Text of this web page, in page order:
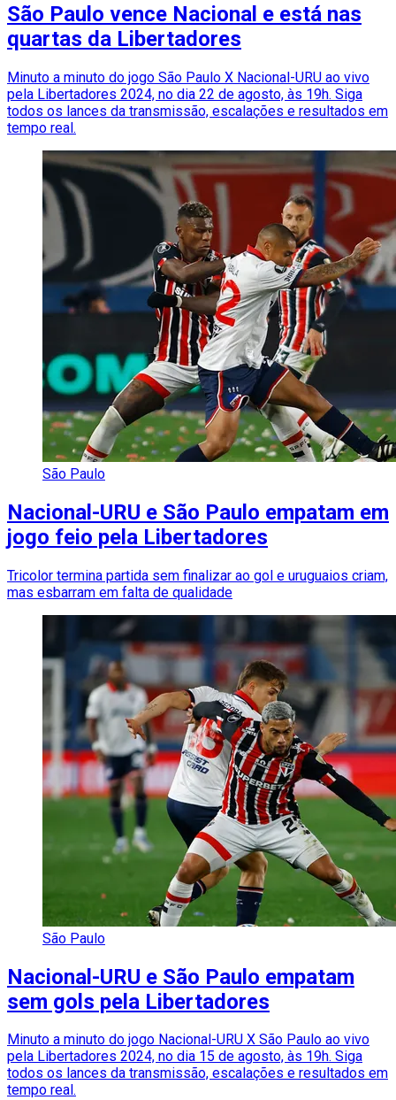
São Paulo vence Nacional e está nas
quartas da Libertadores
Minuto a minuto do jogo São Paulo X Nacional-URU ao vivo
pela Libertadores 2024, no dia 22 de agosto, às 19h. Siga
todos os lances da transmissão, escalações e resultados em
tempo real.
São Paulo
Nacional-URU e São Paulo empatam em
jogo feio pela Libertadores
Tricolor termina partida sem finalizar ao gol e uruguaios criam,
mas esbarram em falta de qualidade
São Paulo
Nacional-URU e São Paulo empatam
sem gols pela Libertadores
Minuto a minuto do jogo Nacional-URU X São Paulo ao vivo
pela Libertadores 2024, no dia 15 de agosto, às 19h. Siga
todos os lances da transmissão, escalações e resultados em
tempo real.